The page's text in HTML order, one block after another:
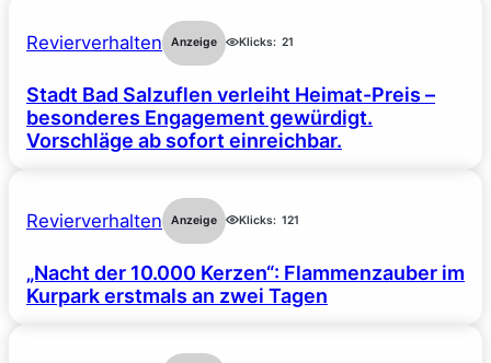
Revierverhalten Anzeige Klicks: 21
Stadt Bad Salzuflen verleiht Heimat-Preis –
besonderes Engagement gewürdigt.
Vorschläge ab sofort einreichbar.
Revierverhalten Anzeige Klicks: 121
„Nacht der 10.000 Kerzen“: Flammenzauber im
Kurpark erstmals an zwei Tagen